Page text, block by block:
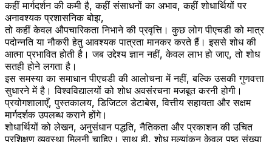
कहीं मार्गदर्शन की कमी है, कहीं संसाधनों का अभाव, कहीं शोधार्थियों पर
अनावश्यक प्रशासनिक बोझ,
तो कहीं केवल औपचारिकता निभाने की प्रवृत्ति। कुछ लोग पीएचडी को मात्र
पदोन्नति या नौकरी हेतु आवश्यक पात्रता मानकर करते हैं। इससे शोध की
आत्मा प्रभावित होती है। जब उद्देश्य ज्ञान नहीं, केवल लाभ हो जाए, तो शोध
सतही होने लगता है।
इस समस्या का समाधान पीएचडी की आलोचना में नहीं, बल्कि उसकी गुणवत्ता
सुधारने में है। विश्वविद्यालयों को शोध अवसंरचना मजबूत करनी होगी।
प्रयोगशालाएँ, पुस्तकालय, डिजिटल डेटाबेस, वित्तीय सहायता और सक्षम
मार्गदर्शक उपलब्ध कराने होंगे।
शोधार्थियों को लेखन, अनुसंधान पद्धति, नैतिकता और प्रकाशन की उचित
प्रशिक्षण व्यवस्था मिलनी चाहिए। साथ ही, शोध मूल्यांकन केवल पृष्ठ संख्या